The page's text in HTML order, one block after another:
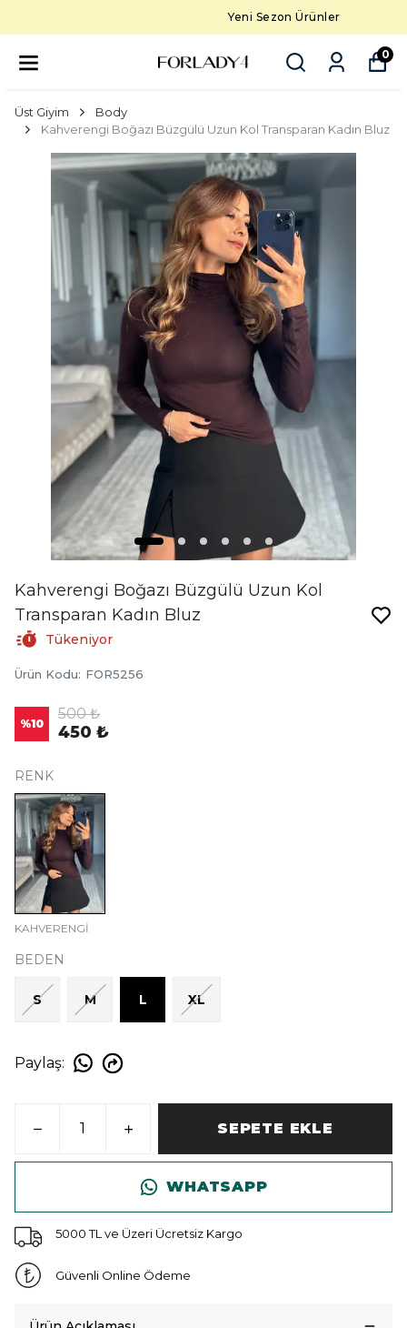
Yeni Sezon Ürünler
0
Üst Giyim
Body
Kahverengi Boğazı Büzgülü Uzun Kol Transparan Kadın Bluz
Kahverengi Boğazı Büzgülü Uzun Kol
Transparan Kadın Bluz
Tükeniyor
Ürün Kodu: FOR5256
%10
500 ₺
450 ₺
RENK
KAHVERENGİ
BEDEN
S M L XL
Paylaş:
SEPETE EKLE
WHATSAPP
5000 TL ve Üzeri Ücretsiz Kargo
Güvenli Online Ödeme